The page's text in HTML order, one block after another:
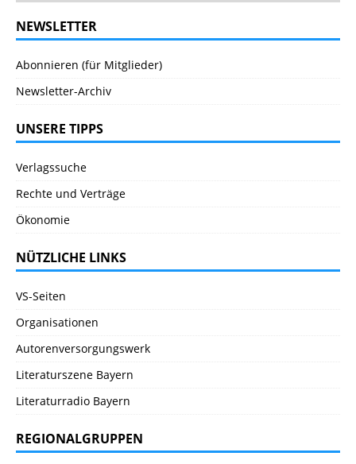
NEWSLETTER
Abonnieren (für Mitglieder)
Newsletter-Archiv
UNSERE TIPPS
Verlagssuche
Rechte und Verträge
Ökonomie
NÜTZLICHE LINKS
VS-Seiten
Organisationen
Autorenversorgungswerk
Literaturszene Bayern
Literaturradio Bayern
REGIONALGRUPPEN